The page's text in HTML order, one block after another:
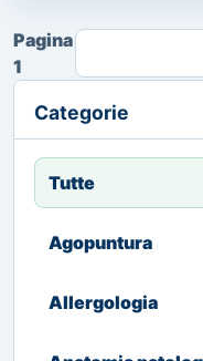
Categorie
Tutte
Agopuntura
Allergologia
Pagina
1